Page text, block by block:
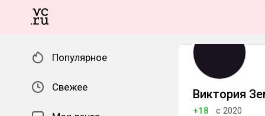
Популярное
Свежее Виктория
+18
с 2020